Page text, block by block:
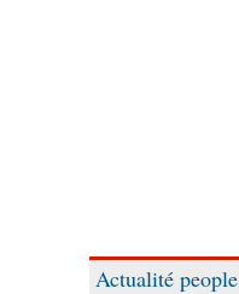
Actualité people